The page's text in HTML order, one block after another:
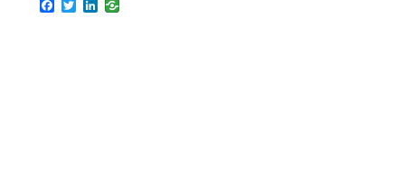
Facebook
TwitterLinkedIn